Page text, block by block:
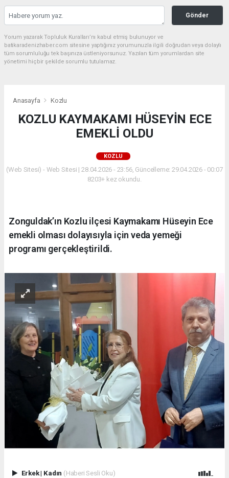
Gönder
Yorum yazarak Topluluk Kuralları’nı kabul etmiş bulunuyor ve
batikaradenizhaber.com sitesine yaptığınız yorumunuzla ilgili doğrudan veya dolaylı
tüm sorumluluğu tek başınıza üstleniyorsunuz. Yazılan tüm yorumlardan site
yönetimi hiçbir şekilde sorumlu tutulamaz.
Anasayfa Kozlu
KOZLU KAYMAKAMI HÜSEYİN ECE
EMEKLİ OLDU
KOZLU
(Web Sitesi) - Web Sitesi | 28.04.2026 - 23:56, Güncelleme: 29.04.2026 - 00:07
8203+ kez okundu.
Zonguldak’ın Kozlu ilçesi Kaymakamı Hüseyin Ece
emekli olması dolayısıyla için veda yemeği
programı gerçekleştirildi.
Erkek| Kadın (Haberi Sesli Oku)